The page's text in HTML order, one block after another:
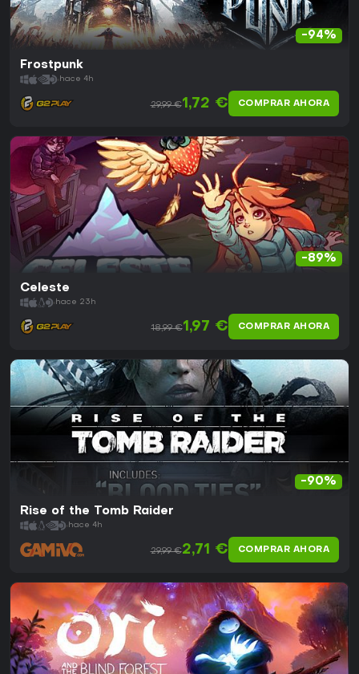
-94%
Frostpunk
hace 4h
29,99 €1,72 € COMPRAR AHORA
-89%
Celeste
hace 23h
18,99 €1,97 € COMPRAR AHORA
-90%
Rise of the Tomb Raider
hace 4h
29,99 €2,71 € COMPRAR AHORA